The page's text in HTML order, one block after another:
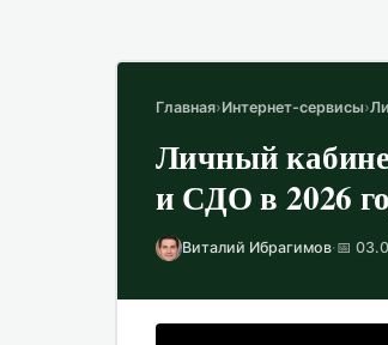
Главная›Интернет-сервисы›
Личный
и СДО в 2026
Виталий Ибрагимов·📅